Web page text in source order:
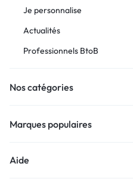
Je personnalise
Actualités
Professionnels BtoB
Nos catégories
Marques populaires
Aide